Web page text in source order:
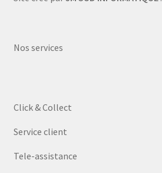
Nos services
Click & Collect
Service client
Tele-assistance